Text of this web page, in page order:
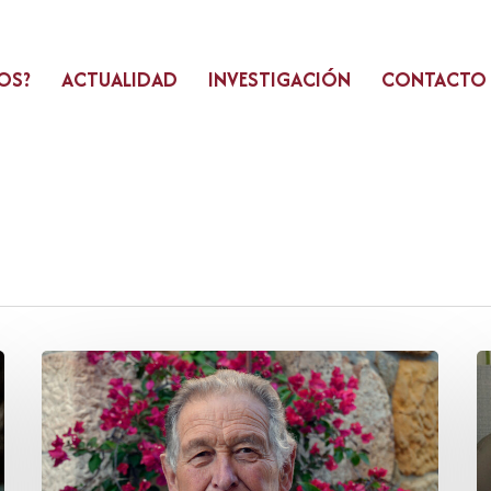
ACTUALIDAD INVESTIGACIÓN CONTACTO
Marcial
Agudo
Martínez